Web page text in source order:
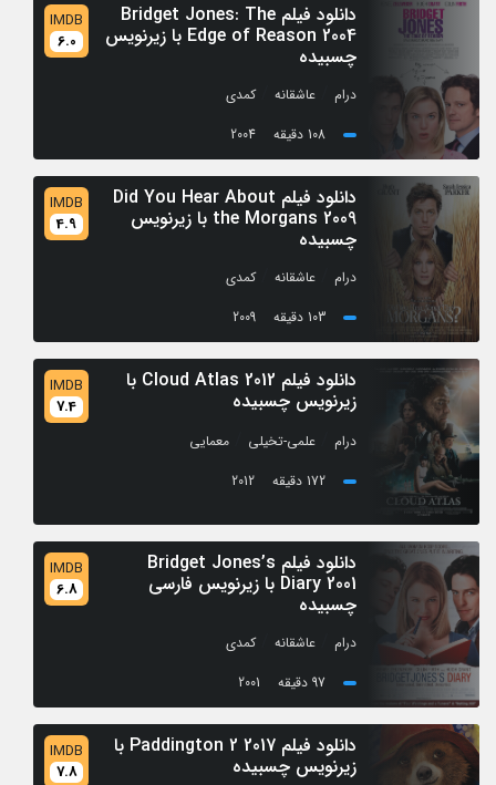
دانلود فیلم Bridget Jones: The
Edge of Reason 2004 با زیرنویس
چسبیده
IMDB
6.0
درام عاشقانه /کمدی
108 دقیقه
2004
دانلود فیلم Did You Hear About
the Morgans 2009 با زیرنویس
چسبیده
IMDB
4.9
درام عاشقانه /کمدی
103 دقیقه
2009
دانلود فیلم Cloud Atlas 2012 با
زیرنویس چسبیده
IMDB
7.4
درام علمی-تخیلی
معمایی
172 دقیقه
2012
دانلود فیلم Bridget Jones’s
Diary 2001 با زیرنویس فارسی
چسبیده
IMDB
6.8
درام عاشقانه /کمدی
97 دقیقه
2001
دانلود فیلم Paddington 2 2017 با
زیرنویس چسبیده
IMDB
7.8